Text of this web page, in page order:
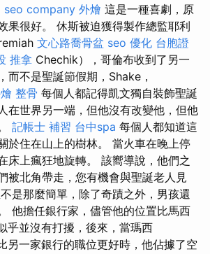
seo company 外燴 這是一種喜劇，原
果很好。 休斯被迫獲得製作總監耶利
文心路喬骨盆 seo 優化 台胞證
推拿 Chechik），哥倫布收到了另一
而不是聖誕節假期，Shake，
整骨 每個人都記得凱文獨自裝飾聖誕
在世界另一端，但他沒有改變他，但他
記帳士 補習 台中spa 每個人都知道這
於住在山上的樹林。 當火車在晚上停
床上瘋狂地旋轉。 該嚮導說，他們之
被北角帶走，您有機會與聖誕老人見
是那麼簡單，除了奇蹟之外，男孩還
他擔任銀行家，儘管他的位置比馬西
乎並沒有打擾，後來，當瑪西
另一家銀行的職位更好時，他佔據了空